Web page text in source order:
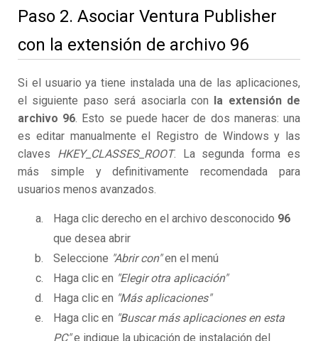
Paso 2. Asociar Ventura Publisher
con la extensión de archivo 96
Si el usuario ya tiene instalada una de las aplicaciones,
el siguiente paso será asociarla con la extensión de
archivo 96. Esto se puede hacer de dos maneras: una
es editar manualmente el Registro de Windows y las
claves HKEY_CLASSES_ROOT. La segunda forma es
más simple y definitivamente recomendada para
usuarios menos avanzados.
Haga clic derecho en el archivo desconocido 96
que desea abrir
Seleccione "Abrir con"en el menú
Haga clic en "Elegir otra aplicación"
Haga clic en "Más aplicaciones"
Haga clic en "Buscar más aplicaciones en esta
PC"e indique la ubicación de instalación del